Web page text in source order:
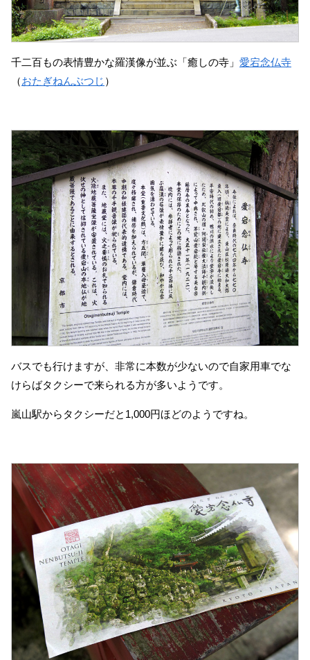
千二百もの表情豊かな羅漢像が並ぶ「癒しの寺」 愛宕念仏寺
（おたぎねんぶつじ ）
バスでも行けますが、非常に本数が少ないので自家用車でな
けらばタクシーで来られる方が多いようです。
嵐山駅からタクシーだと1,000円ほどのようですね。